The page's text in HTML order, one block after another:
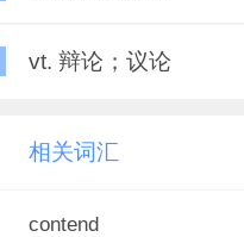
vt. 辩论；议论
相关词汇
contend